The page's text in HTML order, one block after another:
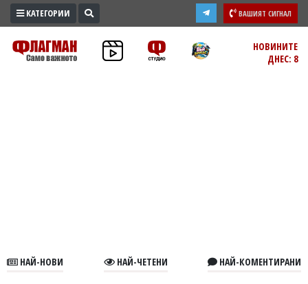
ПРОМО
ЗОНА
КАТЕГОРИИ ВАШИЯТ СИГНАЛ
НОВИНИТЕ
ДНЕС: 8
НАЙ-НОВИ НАЙ-ЧЕТЕНИ НАЙ-КОМЕНТИРАНИ